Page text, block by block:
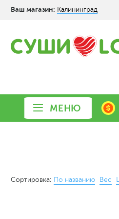
Ваш магазин: Калининград
МЕНЮ
Сортировка: По названию Вес